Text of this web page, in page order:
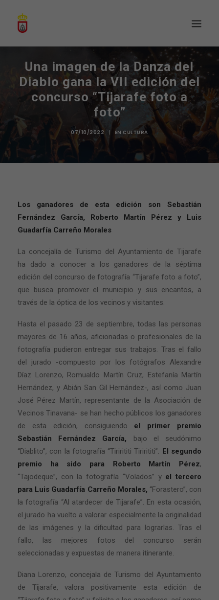
Una imagen de la Danza del
Diablo gana la VII edición del
concurso “Tijarafe foto a
foto”
07/10/2022 | EN CULTURA
Los ganadores de esta edición son Sebastián
Fernández García, Roberto Martín Pérez y Luis
Guadarfía Carreño Morales
La concejalía de Turismo del Ayuntamiento de Tijarafe
ha dado a conocer a los ganadores de la séptima
edición del concurso de fotografía “Tijarafe foto a foto”,
que busca promover el municipio y sus encantos, a
través de la óptica de los vecinos y visitantes.
Hasta el pasado 23 de septiembre, todas las personas
mayores de 16 años, aficionadas o profesionales de la
fotografía pudieron entregar sus trabajos. Tras el fallo
del jurado -compuesto por los fotógrafos Alexandre
Díaz Lorenzo, Romualdo Martín Cruz, Estefanía Martín
Hernández, y Abián San Gil Hernández-, así como Juan
José Pérez Martín, representante de la Asociación de
Vecinos Tinavana- se han hecho públicos los ganadores
de esta edición, consiguiendo el primer premio
Sebastián Fernández García, bajo el seudónimo
“Diablito”, con la fotografía “Tirirititi Tirirititi”. El segundo
premio ha sido para Roberto Martín Pérez,
“Tajodeque”, con la fotografía “Volados” y el tercero
para Luis Guadarfía Carreño Morales, “Forastero”, con
la fotografía “Al atardecer de Tijarafe”. En esta ocasión,
el jurado ha vuelto a valorar especialmente la originalidad
de las imágenes y la dificultad para lograrlas. Tras el
fallo, las mejores fotos del concurso serán
seleccionadas y expuestas de manera itinerante.
Diana Lorenzo, concejala de Turismo del Ayuntamiento
de Tijarafe, valora positivamente esta edición de